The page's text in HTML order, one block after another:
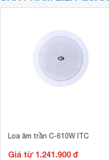
Loa âm trần C-610W ITC
Giá từ 1.241.900 đ